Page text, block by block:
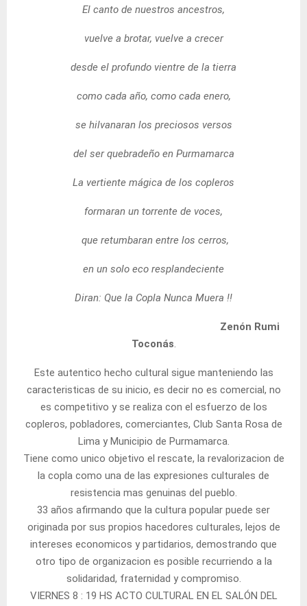
El canto de nuestros ancestros,
vuelve a brotar, vuelve a crecer
desde el profundo vientre de la tierra
como cada año, como cada enero,
se hilvanaran los preciosos versos
del ser quebradeño en Purmamarca
La vertiente mágica de los copleros
formaran un torrente de voces,
que retumbaran entre los cerros,
en un solo eco resplandeciente
Diran: Que la Copla Nunca Muera !!
Zenón Rumi
Toconás.
Este autentico hecho cultural sigue manteniendo las
caracteristicas de su inicio, es decir no es comercial, no
es competitivo y se realiza con el esfuerzo de los
copleros, pobladores, comerciantes, Club Santa Rosa de
Lima y Municipio de Purmamarca.
Tiene como unico objetivo el rescate, la revalorizacion de
la copla como una de las expresiones culturales de
resistencia mas genuinas del pueblo.
33 años afirmando que la cultura popular puede ser
originada por sus propios hacedores culturales, lejos de
intereses economicos y partidarios, demostrando que
otro tipo de organizacion es posible recurriendo a la
solidaridad, fraternidad y compromiso.
VIERNES 8 : 19 HS ACTO CULTURAL EN EL SALÓN DEL